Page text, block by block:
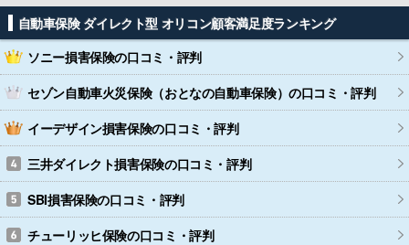
自動車保険 ダイレクト型 オリコン顧客満足度ランキング
ソニー損害保険の口コミ・評判
セゾン自動車火災保険（おとなの自動車保険）の口コミ・評判
イーデザイン損害保険の口コミ・評判
三井ダイレクト損害保険の口コミ・評判
SBI損害保険の口コミ・評判
チューリッヒ保険の口コミ・評判